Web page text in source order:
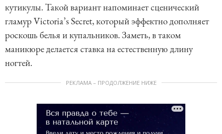
кутикулы. Такой вариант напоминает сценический
гламур Victoria’s Secret, который эффектно дополняет
роскошь белья и купальников. Заметь, в таком
маникюре делается ставка на естественную длину
ногтей.
РЕКЛАМА – ПРОДОЛЖЕНИЕ НИЖЕ